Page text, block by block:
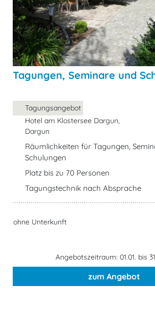
Tagungen, Seminare und
Tagungsangebot
Hotel am Klostersee Dargun,
Dargun
Räumlichkeiten für Tagungen,
Schulungen
Platz bis zu 70 Personen
Tagungstechnik nach Absprache
ohne Unterkunft
Angebotszeitraum: 01.01. bis
zum Angebot